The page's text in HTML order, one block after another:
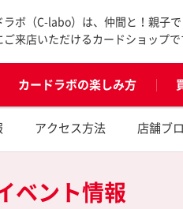
ラボ（C-labo）は、仲間と！親子で
来店いただけるカードショップで
カードラボの楽しみ方
アクセス方法 店舗ブ
ベント情報